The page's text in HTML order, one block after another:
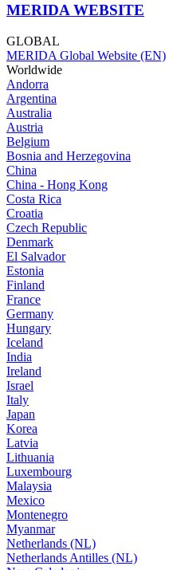
MERIDA WEBSITE
GLOBAL
MERIDA Global Website (EN)
Worldwide
Andorra
Argentina
Australia
Austria
Belgium
Bosnia and Herzegovina
China
China - Hong Kong
Costa Rica
Croatia
Czech Republic
Denmark
El Salvador
Estonia
Finland
France
Germany
Hungary
Iceland
India
Ireland
Israel
Italy
Japan
Korea
Latvia
Lithuania
Luxembourg
Malaysia
Mexico
Montenegro
Myanmar
Netherlands (NL)
Netherlands Antilles (NL)